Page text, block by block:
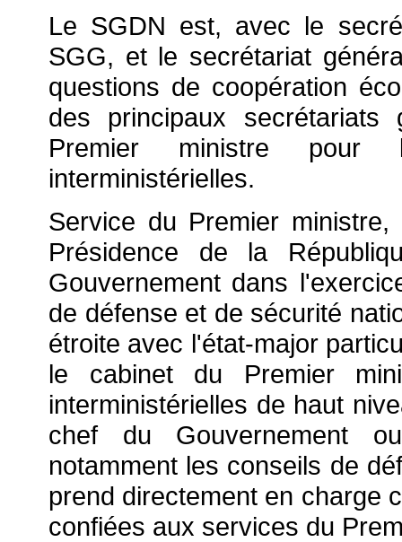
Le SGDN est, avec le
SGG, et le secrétariat
questions de coopération
des principaux
Premier ministre pour
interministérielles.
Service du Premier
Présidence de la
Gouvernement dans
de défense et de sécurité
étroite avec l'état-major
le cabinet du Premier
interministérielles de haut
chef du Gouvernement
notamment les conseils de
prend directement en charge
confiées aux services du